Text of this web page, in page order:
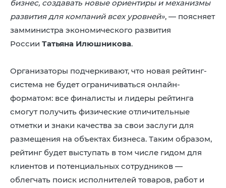
бизнес, создавать новые ориентиры и механизмы
развития для компаний всех уровней», — поясняет
замминистра экономического развития
России Татьяна Илюшникова.
Организаторы подчеркивают, что новая рейтинг-
система не будет ограничиваться онлайн-
форматом: все финалисты и лидеры рейтинга
смогут получить физические отличительные
отметки и знаки качества за свои заслуги для
размещения на объектах бизнеса. Таким образом,
рейтинг будет выступать в том числе гидом для
клиентов и потенциальных сотрудников —
облегчать поиск исполнителей товаров, работ и